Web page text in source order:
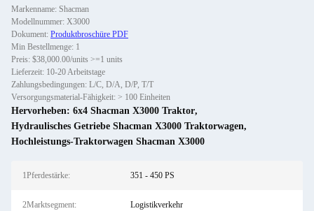
Markenname: Shacman
Modellnummer: X3000
Dokument: Produktbroschüre PDF
Min Bestellmenge: 1
Preis: $38,000.00/units >=1 units
Lieferzeit: 10-20 Arbeitstage
Zahlungsbedingungen: L/C, D/A, D/P, T/T
Versorgungsmaterial-Fähigkeit: > 100 Einheiten
Hervorheben: 6x4 Shacman X3000 Traktor,
Hydraulisches Getriebe Shacman X3000 Traktorwagen,
Hochleistungs-Traktorwagen Shacman X3000
1Pferdestärke: 351 - 450 PS
2Marktsegment: Logistikverkehr